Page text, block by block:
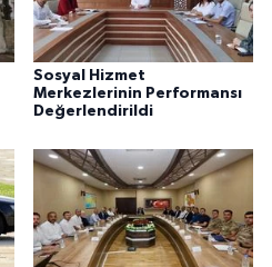
Sosyal Hizmet
Merkezlerinin Performansı
Değerlendirildi